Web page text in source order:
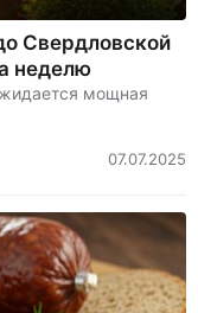
Свердловской
неделю
мощная
07.07.2025